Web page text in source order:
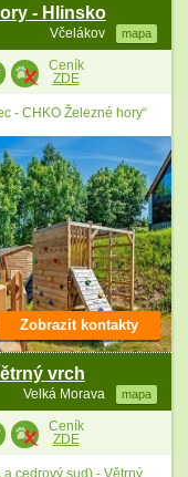
- Hlinsko
Včelákov mapa
Ceník
ZDE
- CHKO Železné hory“
vrch
Velká Morava mapa
Zobrazit kontakty
Ceník
ZDE
cedrový sud) - Větrný